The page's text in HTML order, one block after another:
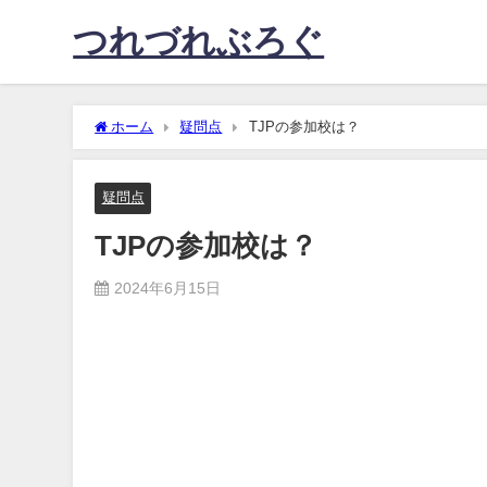
つれづれぶろぐ
ホーム 疑問点 TJPの参加校は？
疑問点
TJPの参加校は？
2024年6月15日